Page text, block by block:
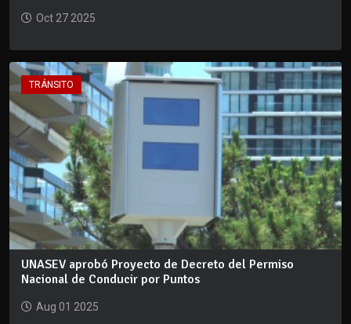
Oct 27 2025
TRÁNSITO
UNASEV aprobó Proyecto de Decreto del Permiso
Nacional de Conducir por Puntos
Aug 01 2025